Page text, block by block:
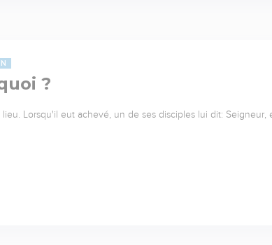
?
Lorsqu'il eut achevé, un de ses disciples lui dit: Seigneur,